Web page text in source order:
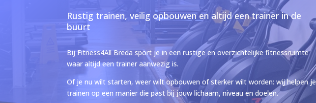
Rustig trainen, veilig opbouwen en altijd een trainer in de
buurt
Bij Fitness4All Breda sport je in een rustige en overzichtelijke fitnessruimte
waar altijd een trainer aanwezig is.
Of je nu wilt starten, weer wilt opbouwen of sterker wilt worden: wij helpen je
trainen op een manier die past bij jouw lichaam, niveau en doelen.